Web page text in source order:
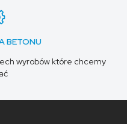
BETONU
wyrobów które chcemy